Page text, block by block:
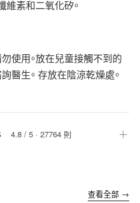
維素和二氧化矽。
使用。放在兒童接觸不到的
醫生。 存放在陰涼乾燥處。
4.8/ 5· 27764 則 ＋
查看全部 →